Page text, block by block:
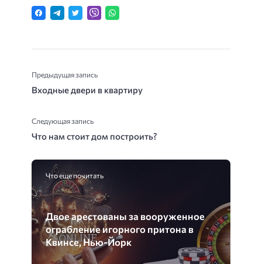
Предыдущая запись
Входные двери в квартиру
Следующая запись
Что нам стоит дом построить?
Что еще почитать
Двое арестованы за вооруженное
ограбление игорного притона в
Квинсе, Нью-Йорк